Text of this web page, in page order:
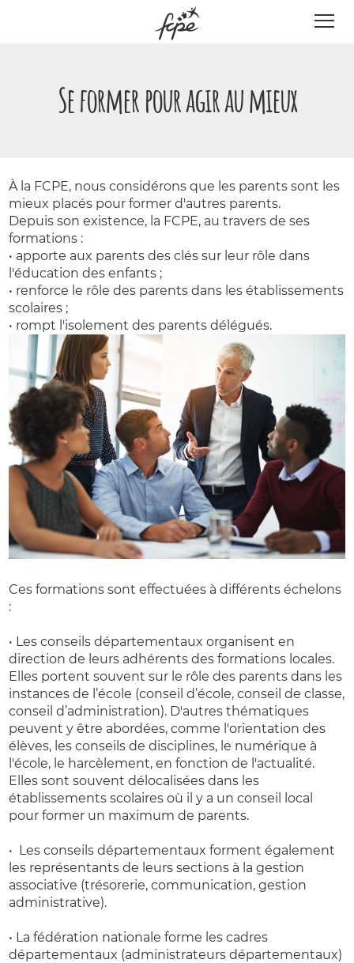
Se former pour agir au mieux
À la FCPE, nous considérons que les parents sont les
mieux placés pour former d'autres parents.
Depuis son existence, la FCPE, au travers de ses
formations :
• apporte aux parents des clés sur leur rôle dans
l'éducation des enfants ;
• renforce le rôle des parents dans les établissements
scolaires ;
• rompt l'isolement des parents délégués.
Ces formations sont effectuées à différents échelons
:
• Les conseils départementaux organisent en
direction de leurs adhérents des formations locales.
Elles portent souvent sur le rôle des parents dans les
instances de l’école (conseil d’école, conseil de classe,
conseil d’administration). D'autres thématiques
peuvent y être abordées, comme l'orientation des
élèves, les conseils de disciplines, le numérique à
l'école, le harcèlement, en fonction de l'actualité.
Elles sont souvent délocalisées dans les
établissements scolaires où il y a un conseil local
pour former un maximum de parents.
• Les conseils départementaux forment également
les représentants de leurs sections à la gestion
associative (trésorerie, communication, gestion
administrative).
• La fédération nationale forme les cadres
départementaux (administrateurs départementaux)
Panneau de gestion des cookies